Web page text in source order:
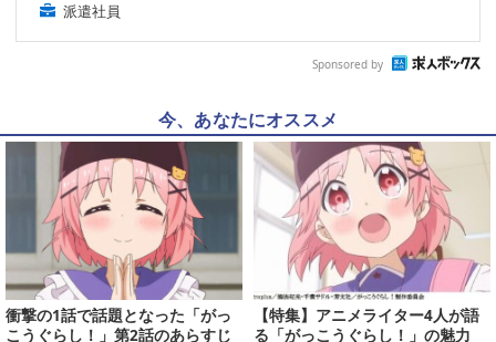
派遣社員
Sponsored by
今、あなたにオススメ
衝撃の1話で話題となった「がっ
こうぐらし！」第2話のあらすじ
【特集】アニメライター4人が語
る「がっこうぐらし！」の魅力